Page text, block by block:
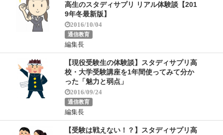
高生のスタディサプリ リアル体験談【201
9年冬最新版】
2016/10/04
通信教育
編集長
【現役受験生の体験談】スタディサプリ高
校・大学受験講座を1年間使ってみて分か
った「魅力と弱点」
2016/09/24
通信教育
編集長
【受験は戦えない！？】スタディサプリ高